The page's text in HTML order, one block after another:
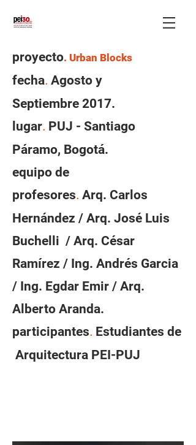
proyecto. Urban Blocks
fecha. Agosto y
Septiembre 2017.
lugar. PUJ - Santiago
Páramo, Bogotá.
equipo de
profesores. Arq. Carlos
Hernández / Arq. José Luis
Buchelli / Arq. César
Ramírez / Ing. Andrés Garcia
/ Ing. Egdar Emir / Arq.
Alberto Aranda.
participantes. Estudiantes de
Arquitectura PEI-PUJ